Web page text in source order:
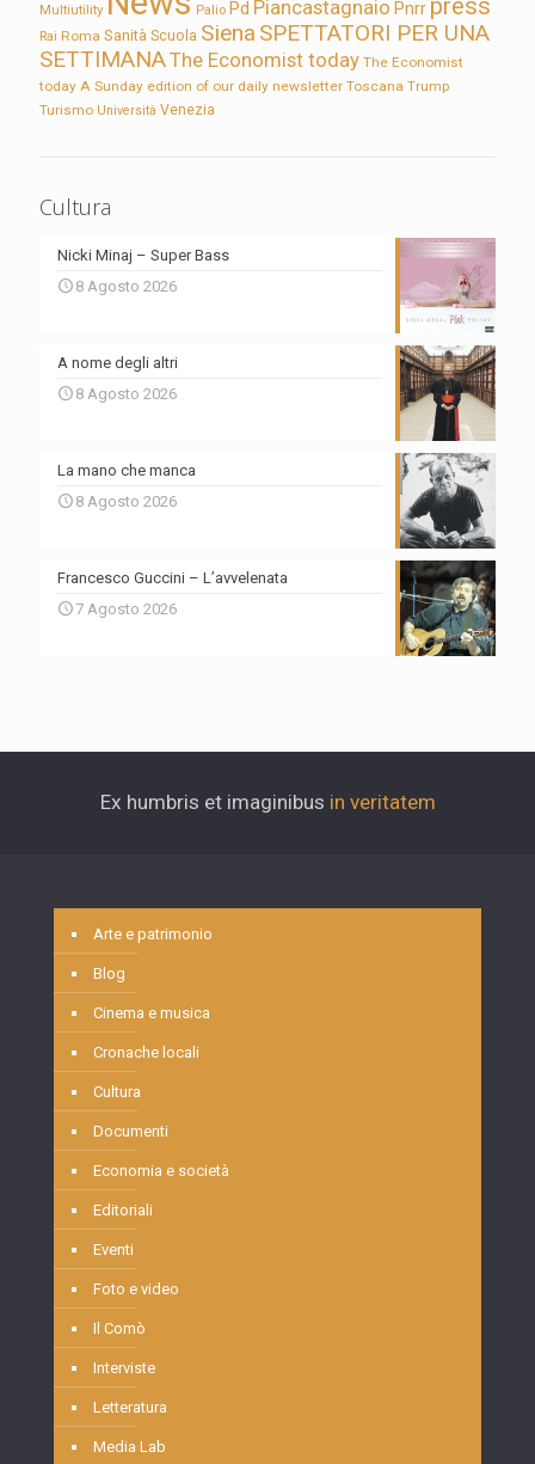
Multiutility Palio Pd Piancastagnaio Pnrr press
Rai Roma Sanità Scuola Siena SPETTATORI PER UNA
SETTIMANAThe Economist today The Economist
today A Sunday edition of our daily newsletter Toscana Trump
Turismo Università Venezia
Cultura
Nicki Minaj – Super Bass
8 Agosto 2026
A nome degli altri
8 Agosto 2026
La mano che manca
8 Agosto 2026
Francesco Guccini – L’avvelenata
7 Agosto 2026
Ex humbris et imaginibus in veritatem
Arte e patrimonio
Blog
Cinema e musica
Cronache locali
Cultura
Documenti
Economia e società
Editoriali
Eventi
Foto e video
Il Comò
Interviste
Letteratura
Media Lab